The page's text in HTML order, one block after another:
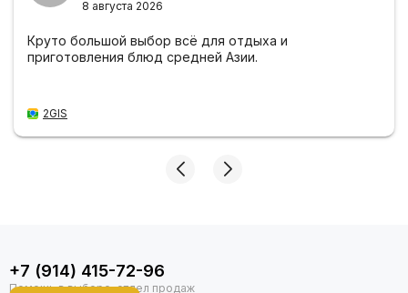
8 августа 2026
Круто большой выбор всё для отдыха и
приготовления блюд средней Азии.
2GIS
+7 (914) 415-72-96